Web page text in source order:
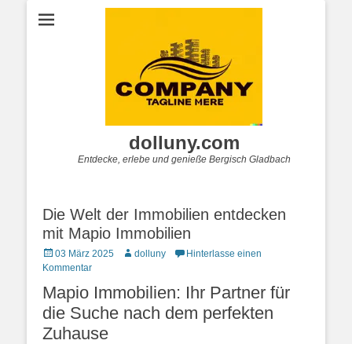
dolluny.com
Entdecke, erlebe und genieße Bergisch Gladbach
Die Welt der Immobilien entdecken
mit Mapio Immobilien
Posted
on
03 März 2025 Autordolluny
Hinterlasse einen
Kommentar
Mapio Immobilien: Ihr Partner für
die Suche nach dem perfekten
Zuhause